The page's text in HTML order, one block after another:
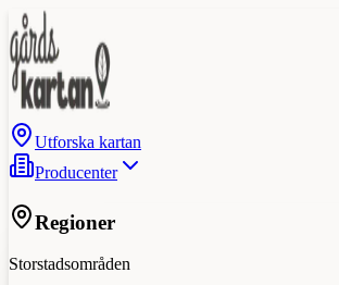
Utforska kartan
Producenter
Regioner
Storstadsområden